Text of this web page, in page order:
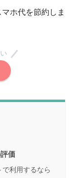
ホ代を節約しま
価
利用するなら